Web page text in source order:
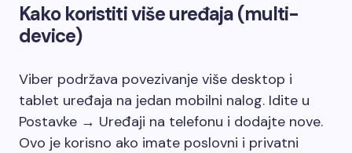
Kako koristiti više uređaja (multi-
device)
Viber podržava povezivanje više desktop i
tablet uređaja na jedan mobilni nalog. Idite u
Postavke → Uređaji na telefonu i dodajte nove.
Ovo je korisno ako imate poslovni i privatni